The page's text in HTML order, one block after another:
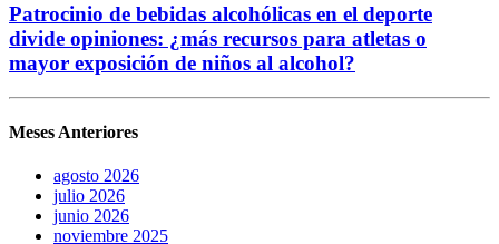
Patrocinio de bebidas alcohólicas en el deporte
divide opiniones: ¿más recursos para atletas o
mayor exposición de niños al alcohol?
Meses Anteriores
agosto 2026
julio 2026
junio 2026
noviembre 2025